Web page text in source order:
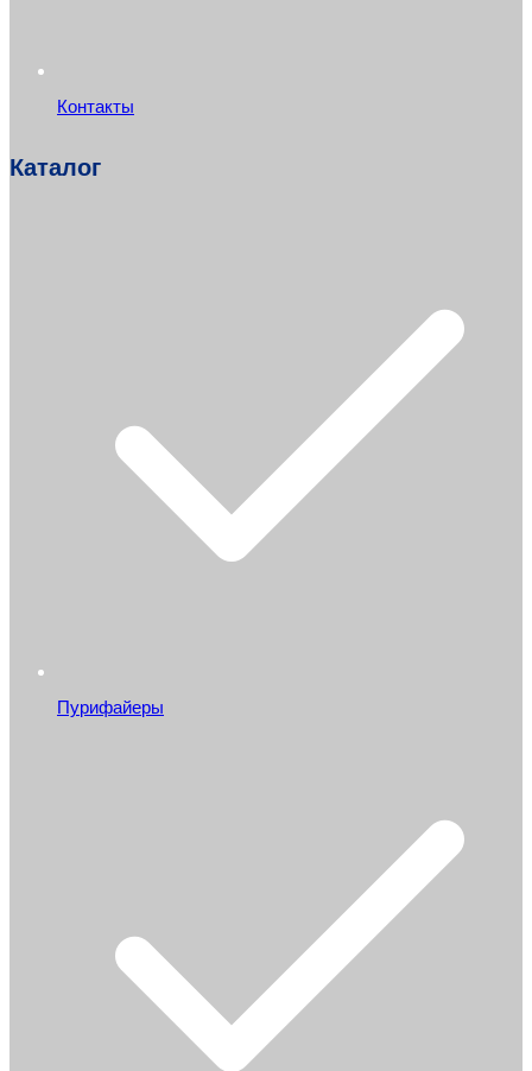
Контакты
Каталог
Пурифайеры